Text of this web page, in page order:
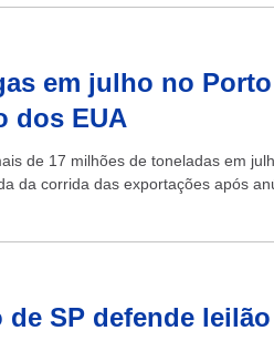
em julho no
dos EUA
de 17 milhões de toneladas em
da corrida das exportações após
de SP defende